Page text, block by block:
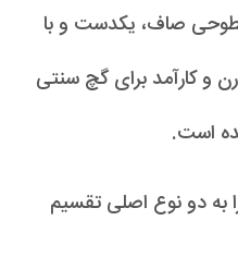
صاف، یکدست و با
و کارآمد برای گچ سنتی
است.
دو نوع اصلی تقسیم